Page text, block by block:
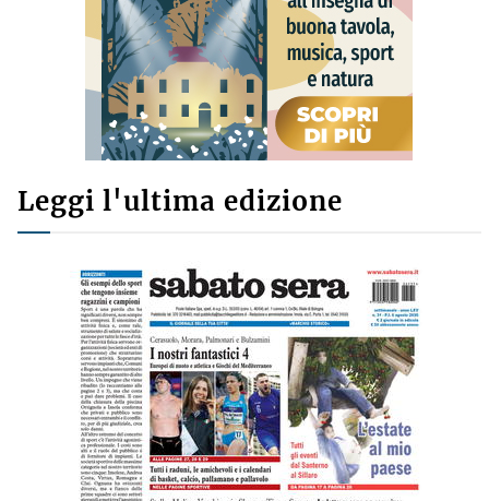
Leggi l'ultima edizione